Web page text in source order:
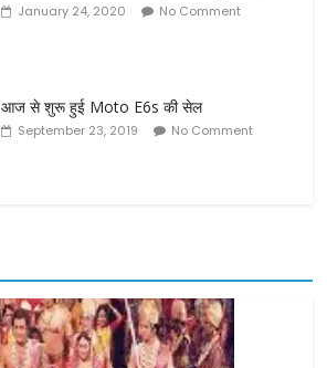
January 24, 2020 No Comment
आज से शुरू हुई Moto E6s की सेल
September 23, 2019 No Comment